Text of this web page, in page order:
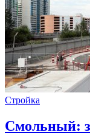
Стройка
Смольный: